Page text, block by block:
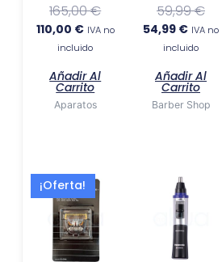
165,00€
110,00 € IVA no
incluido
Añadir Al
Carrito
Aparatos
59,99€
54,99 € IVA no
incluido
Añadir Al
Carrito
Barber Shop
¡Oferta!
El
precio
original
era:
64,99 €.
El
precio
actual
es:
59,99 €.